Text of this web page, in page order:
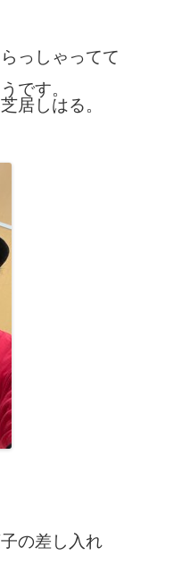
っしゃってて
です。
居しはる。
の差し入れ